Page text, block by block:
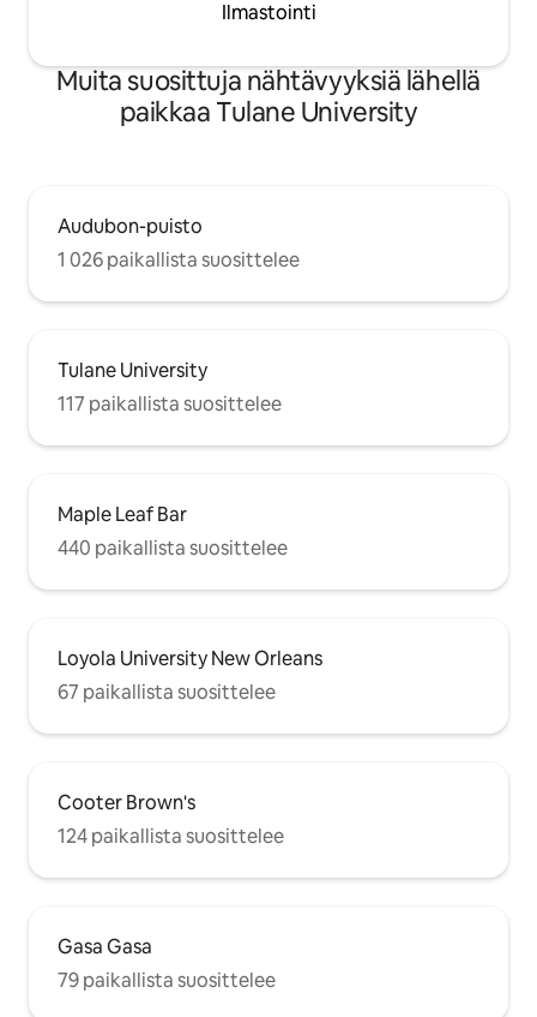
Naapurusto on melko käveltävissä ja
ohjekirjaani. Siinä on monia vinkkejä talon
ja naapuruston navigoimiseen. Kadulla
on paljon ilmaista pysäköintiä, mutta ei
katupysäköintiä.
Ilmastointi
Muita suosittuja nähtävyyksiä lähellä
paikkaa Tulane University
Audubon-puisto
1 026 paikallista suosittelee
Tulane University
117 paikallista suosittelee
Maple Leaf Bar
440 paikallista suosittelee
Loyola University New Orleans
67 paikallista suosittelee
Cooter Brown's
124 paikallista suosittelee
Gasa Gasa
79 paikallista suosittelee